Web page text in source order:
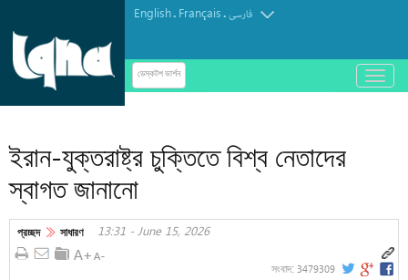
English. Français.فارسی
ডেস্কটপ ভার্শন
باز
و
ইরান-যুক্তরাষ্ট্র চুক্তিতে বিশ্ব নেতাদের
স্বাগত জানানো
প্রচ্ছদ সাধারণ 13:31 - June 15, 2026
সংবাদ: 3479309